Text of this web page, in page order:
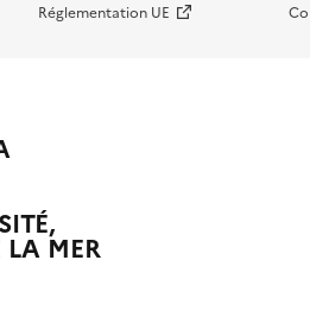
Réglementation UE
LA MER